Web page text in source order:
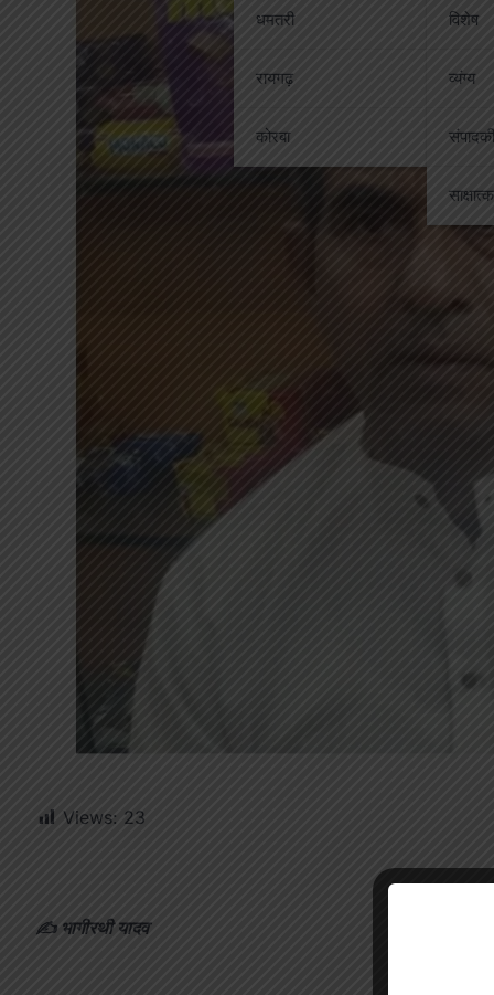
धमतरी
रायगढ़
कोरबा
विशेष
व्यंग्य
Views: 23
✍️ भागीरथी यादव